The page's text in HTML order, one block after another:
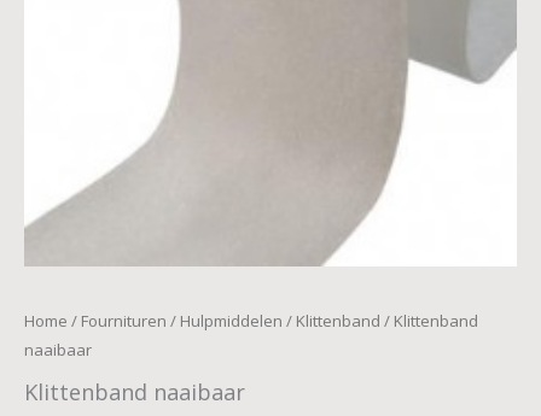
Home / Fournituren / Hulpmiddelen / Klittenband / Klittenband
naaibaar
Klittenband naaibaar